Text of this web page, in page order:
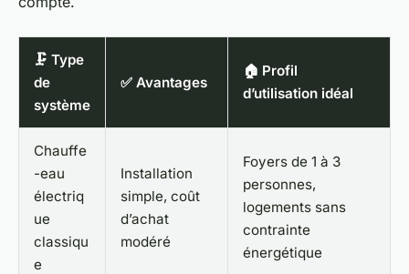
🗜️ Type
de
système
✅ Avantages
🏠 Profil
d’utilisation idéal
Chauffe
-eau
électriq
ue
classiqu
e
Installation
simple, coût
d’achat
modéré
Foyers de 1 à 3
personnes,
logements sans
contrainte
énergétique